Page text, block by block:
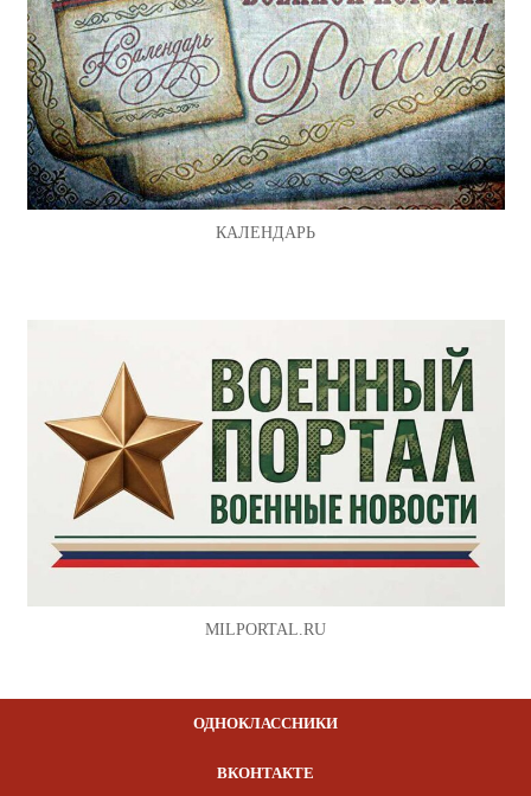
КАЛЕНДАРЬ
MILPORTAL.RU
ОДНОКЛАССНИКИ
ВКОНТАКТЕ